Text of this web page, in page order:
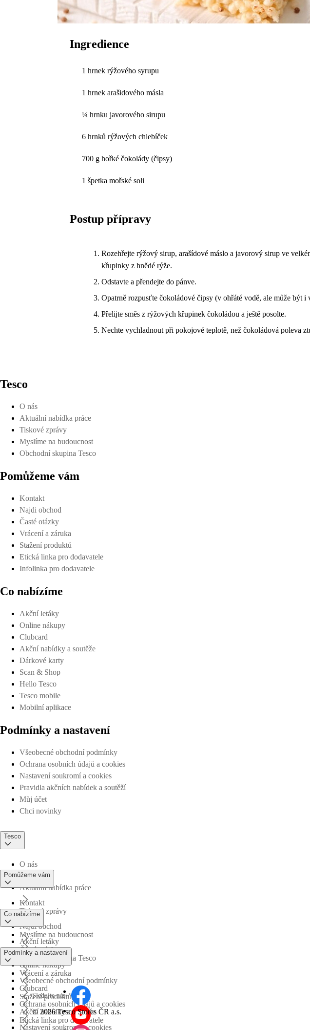
Ingredience
1 hrnek rýžového syrupu
1 hrnek arašidového másla
¼ hrnku javorového sirupu
6 hrnků rýžových chlebíček
700 g hořké čokolády (čipsy)
1 špetka mořské soli
Postup přípravy
Rozehřejte rýžový sirup, arašídové máslo a javorový sirup ve
křupinky z hnědé rýže.
Odstavte a přendejte do pánve.
Opatrně rozpusťte čokoládové čipsy (v ohřáté vodě, ale může být i
Přelijte směs z rýžových křupinek čokoládou a ještě posolte.
Nechte vychladnout při pokojové teplotě, než čokoládová poleva
Tesco
O nás
Aktuální nabídka práce
Tiskové zprávy
Myslíme na budoucnost
Obchodní skupina Tesco
Pomůžeme vám
Kontakt
Najdi obchod
Časté otázky
Vrácení a záruka
Stažení produktů
Etická linka pro dodavatele
Infolinka pro dodavatele
Co nabízíme
Akční letáky
Online nákupy
Clubcard
Akční nabídky a soutěže
Dárkové karty
Scan & Shop
Hello Tesco
Tesco mobile
Mobilní aplikace
Podmínky a nastavení
Všeobecné obchodní podmínky
Ochrana osobních údajů a cookies
Nastavení soukromí a cookies
Pravidla akčních nabídek a soutěží
Můj účet
Chci novinky
Tesco
O nás
Aktuální nabídka práce
Tiskové zprávy
Myslíme na budoucnost
Obchodní skupina Tesco
Pomůžeme vám
Kontakt
Najdi obchod
Časté otázky
Vrácení a záruka
Stažení produktů
Etická linka pro dodavatele
Co nabízíme
Akční letáky
Online nákupy
Clubcard
Akční nabídky a soutěže
Podmínky a nastavení
Všeobecné obchodní podmínky
Ochrana osobních údajů a cookies
Nastavení soukromí a cookies
Sledujte nás
© 2026 Tesco Stores ČR a.s.